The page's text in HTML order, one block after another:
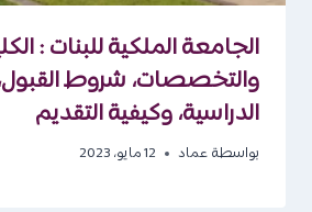
الجامعة الملكية للبنات :
والتخصصات، شروط
الدراسية، وكيفية التقديم
بواسطة عماد 12 مايو، 2023